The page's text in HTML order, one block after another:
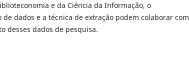
e da Ciência da Informação, o
dados e a técnica de extração podem colaborar com
desses dados de pesquisa.